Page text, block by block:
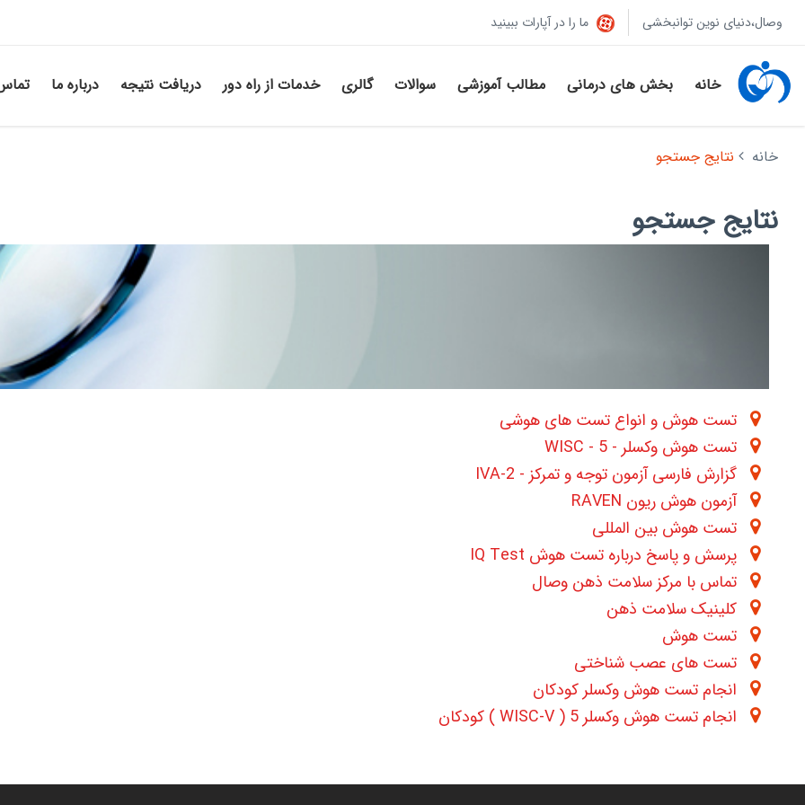
وصال،دنیای نوین توانبخشی ما را در آپارات ببینید
خانه بخش های درمانی مطالب آموزشی سوالات گالری خدمات از راه دور دریافت نتیجه درباره ما
خانه نتایج جستجو
نتایج جستجو
تست هوش و انواع تست های هوشی
تست هوش وکسلر - WISC - 5
گزارش فارسی آزمون توجه و تمرکز - IVA-2
آزمون هوش ریون RAVEN
تست هوش بین المللی
پرسش و پاسخ درباره تست هوش IQ Test
تماس با مرکز سلامت ذهن وصال
کلینیک سلامت ذهن
تست هوش
تست های عصب شناختی
انجام تست هوش وکسلر کودکان
انجام تست هوش وکسلر 5 ( WISC-V ) کودکان